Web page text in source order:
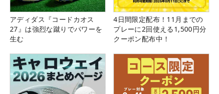
アディダス『コードカオス
27』は強烈な蹴りでパワーを
生む
4日間限定配布！11月までの
プレーに2回使える1,500円分
クーポン配布中！